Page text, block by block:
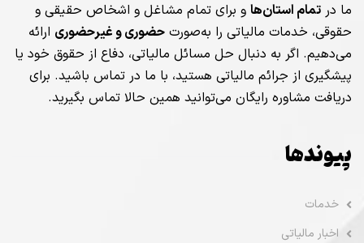
ما در تمام استان‌ها و برای تمام مشاغل و اشخاص حقیقی و
حقوقی، خدمات مالیاتی را به‌صورت حضوری و غیرحضوری ارائه
می‌دهیم. اگر به دنبال حل مسائل مالیاتی، دفاع از حقوق خود یا
پیشگیری از جرائم مالیاتی هستید، با ما در تماس باشید. برای
دریافت مشاوره رایگان می‌توانید همین حالا تماس بگیرید.
پیوندها
خدمات
اخبار مالیاتی